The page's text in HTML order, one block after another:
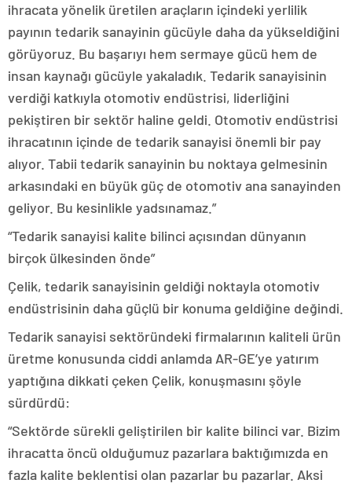
ihracata yönelik üretilen araçların içindeki yerlilik
payının tedarik sanayinin gücüyle daha da yükseldiğini
görüyoruz. Bu başarıyı hem sermaye gücü hem de
insan kaynağı gücüyle yakaladık. Tedarik sanayisinin
verdiği katkıyla otomotiv endüstrisi, liderliğini
pekiştiren bir sektör haline geldi. Otomotiv endüstrisi
ihracatının içinde de tedarik sanayisi önemli bir pay
alıyor. Tabii tedarik sanayinin bu noktaya gelmesinin
arkasındaki en büyük güç de otomotiv ana sanayinden
geliyor. Bu kesinlikle yadsınamaz.”
“Tedarik sanayisi kalite bilinci açısından dünyanın
birçok ülkesinden önde”
Çelik, tedarik sanayisinin geldiği noktayla otomotiv
endüstrisinin daha güçlü bir konuma geldiğine değindi.
Tedarik sanayisi sektöründeki firmalarının kaliteli ürün
üretme konusunda ciddi anlamda AR-GE’ye yatırım
yaptığına dikkati çeken Çelik, konuşmasını şöyle
sürdürdü:
“Sektörde sürekli geliştirilen bir kalite bilinci var. Bizim
ihracatta öncü olduğumuz pazarlara baktığımızda en
fazla kalite beklentisi olan pazarlar bu pazarlar. Aksi